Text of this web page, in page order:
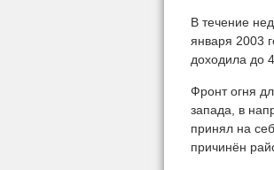
В течение
января 2003
доходила до
Фронт огня
запада, в
принял на
причинён